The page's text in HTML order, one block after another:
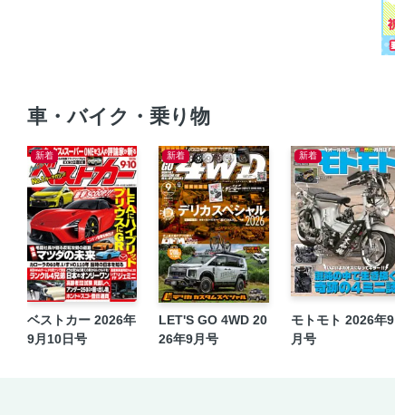
車・バイク・乗り物
新着
ベストカー 2026年
9月10日号
新着
LET'S GO 4WD 20
26年9月号
新着
モトモト 2026年9
月号